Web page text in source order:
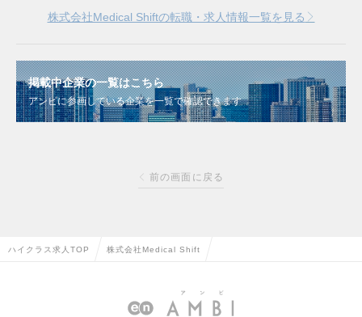
株式会社Medical Shiftの転職・求人情報一覧を見る
掲載中企業の一覧はこちら
アンビに参画している企業を一覧で確認できます
前の画面に戻る
ハイクラス求人TOP 株式会社Medical Shift